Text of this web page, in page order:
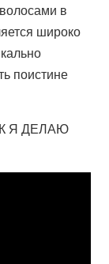
в
широко
поистине
Я ДЕЛАЮ